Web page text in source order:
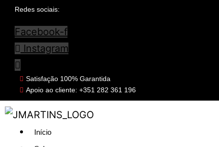
Redes sociais:
Facebook-f
Instagram
Satisfação 100% Garantida
Apoio ao cliente: +351 282 361 196
Início